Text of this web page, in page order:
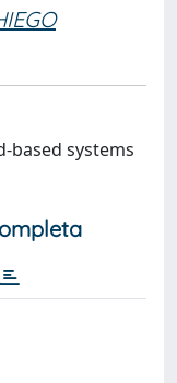
based systems